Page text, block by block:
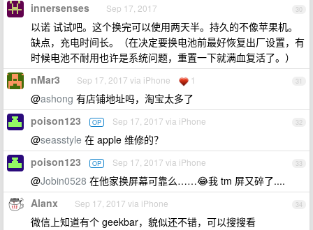
30
innersenses Sep 17, 2017
以诺 试试吧。这个换完可以使用两天半。持久的不像苹果机。
缺点，充电时间长。（在决定要换电池前最好恢复出厂设置，有
时候电池不耐用也许是系统问题，重置一下就满血复活了。）
31
nMar3 Sep 17, 2017 via iPhone 1
@ashong 有店铺地址吗，淘宝太多了
32
poison123 OP Sep 17, 2017 via iPhone
@seasstyle 在 apple 维修的？
33
poison123 OP Sep 17, 2017 via iPhone
@Jobin0528 在他家换屏幕可靠么……😂我 tm 屏又碎了....
34
Alanx Sep 17, 2017 via iPhone
微信上知道有个 geekbar，貌似还不错，可以搜搜看